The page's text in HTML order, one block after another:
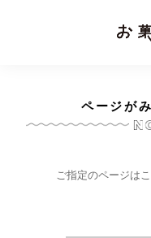
ページが
ご指定のページは